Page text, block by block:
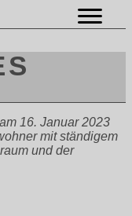
16. Januar 2023
mit ständigem
und der